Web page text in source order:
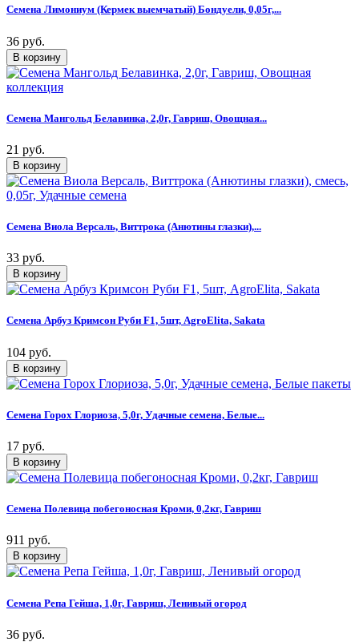
Семена Лимониум (Кермек выемчатый) Бондуели, 0,05г,...
36 руб.
Семена Мангольд Белавинка, 2,0г, Гавриш, Овощная...
21 руб.
Семена Виола Версаль, Виттрока (Анютины глазки),...
33 руб.
Семена Арбуз Кримсон Руби F1, 5шт, AgroElita, Sakata
104 руб.
Семена Горох Глориоза, 5,0г, Удачные семена, Белые...
17 руб.
Семена Полевица побегоносная Кроми, 0,2кг, Гавриш
911 руб.
Семена Репа Гейша, 1,0г, Гавриш, Ленивый огород
36 руб.